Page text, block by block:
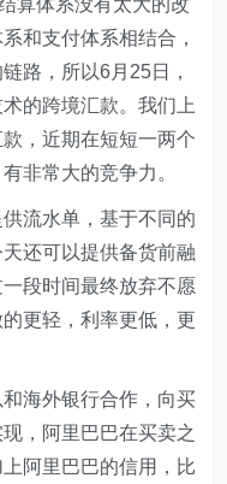
和支付体系相结合，
路，所以6月25日，
的跨境汇款。我们上
，近期在短短一两个
非常大的竞争力。
流水单，基于不同的
还可以提供备货前融
段时间最终放弃不愿
更轻，利率更低，更
海外银行合作，向买
，阿里巴巴在买卖之
阿里巴巴的信用，比